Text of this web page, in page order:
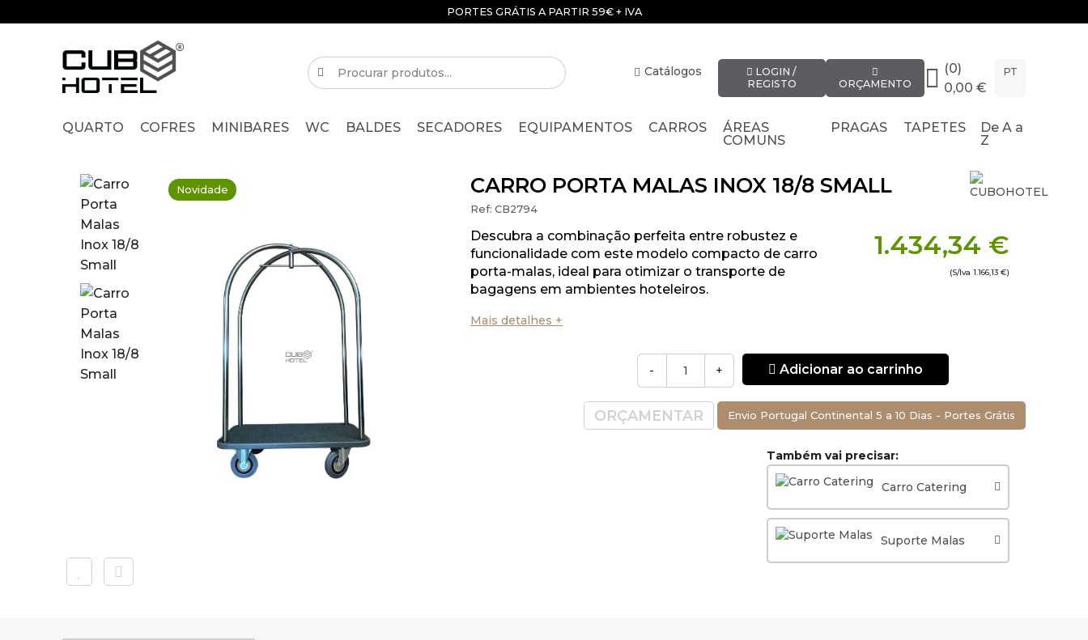
PORTES GRÁTIS A PARTIR 59€ + IVA
Catálogos
LOGIN /
REGISTO
ORÇAMENTO
(0)
0,00 €
PT
QUARTO COFRES MINIBARES WC BALDES SECADORES EQUIPAMENTOS CARROS
ÁREAS
COMUNS
PRAGAS TAPETES
De A a
Z
Novidade CARRO PORTA MALAS INOX 18/8 SMALL
Ref:CB2794
1.434,34 €
(S/Iva 1.166,13 €)
Descubra a combinação perfeita entre robustez e
funcionalidade com este modelo compacto de carro
porta-malas, ideal para otimizar o transporte de
bagagens em ambientes hoteleiros.
Mais detalhes +
- + Adicionar ao carrinho
ORÇAMENTAR Envio Portugal Continental 5 a 10 Dias - Portes Grátis
Também vai precisar:
Carro Catering
Suporte Malas